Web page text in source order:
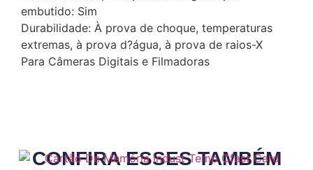
embutido: Sim
Durabilidade: À prova de choque, temperaturas
extremas, à prova d?água, à prova de raios-X
Para Câmeras Digitais e Filmadoras
CONFIRA ESSES TAMBÉM